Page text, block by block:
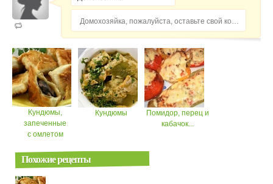
Домохозяйка, пожалуйста, оставьте свой комментарий...
Кундюмы,
запеченные
с омлетом
Кундюмы
Помидор, перец и
кабачок...
Похожие рецепты